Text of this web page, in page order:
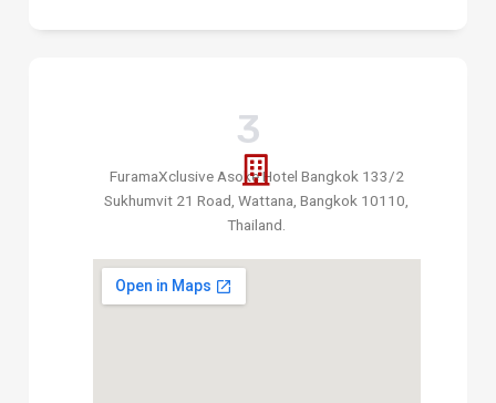
3
FuramaXclusive Asoke Hotel Bangkok 133/2
Sukhumvit 21 Road, Wattana, Bangkok 10110,
Thailand.